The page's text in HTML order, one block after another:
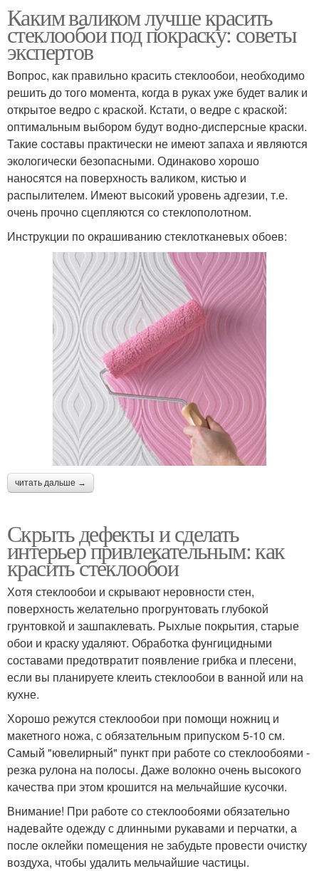
Каким валиком лучше красить
стеклообои под покраску: советы
экспертов
Вопрос, как правильно красить стеклообои, необходимо
решить до того момента, когда в руках уже будет валик и
открытое ведро с краской. Кстати, о ведре с краской:
оптимальным выбором будут водно-дисперсные краски.
Такие составы практически не имеют запаха и являются
экологически безопасными. Одинаково хорошо
наносятся на поверхность валиком, кистью и
распылителем. Имеют высокий уровень адгезии, т.е.
очень прочно сцепляются со стеклополотном.
Инструкции по окрашиванию стеклотканевых обоев:
читать дальше →
Скрыть дефекты и сделать
интерьер привлекательным: как
красить стеклообои
Хотя стеклообои и скрывают неровности стен,
поверхность желательно прогрунтовать глубокой
грунтовкой и зашпаклевать. Рыхлые покрытия, старые
обои и краску удаляют. Обработка фунгицидными
составами предотвратит появление грибка и плесени,
если вы планируете клеить стеклообои в ванной или на
кухне.
Хорошо режутся стеклообои при помощи ножниц и
макетного ножа, с обязательным припуском 5-10 см.
Самый "ювелирный" пункт при работе со стеклообоями -
резка рулона на полосы. Даже волокно очень высокого
качества при этом крошится на мельчайшие кусочки.
Внимание! При работе со стеклообоями обязательно
надевайте одежду с длинными рукавами и перчатки, а
после оклейки помещения не забудьте провести очистку
воздуха, чтобы удалить мельчайшие частицы.